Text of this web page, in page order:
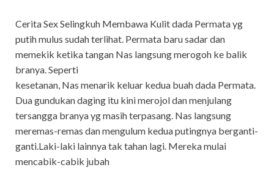
Cerita Sex Selingkuh Membawa Kulit dada Permata yg
putih mulus sudah terlihat. Permata baru sadar dan
memekik ketika tangan Nas langsung merogoh ke balik
branya. Seperti
kesetanan, Nas menarik keluar kedua buah dada Permata.
Dua gundukan daging itu kini merojol dan menjulang
tersangga branya yg masih terpasang. Nas langsung
meremas-remas dan mengulum kedua putingnya berganti-
ganti.Laki-laki lainnya tak tahan lagi. Mereka mulai
mencabik-cabik jubah